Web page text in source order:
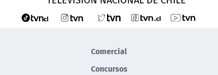
Comercial
Concursos